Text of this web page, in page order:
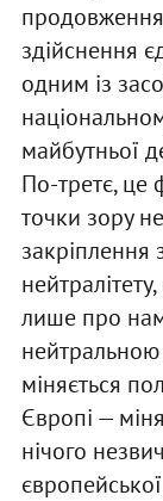
здійснення
одним із
майбутньої
По-третє,
точки зору
закріплення
лише про
нейтральною
міняється
Європі —
нічого